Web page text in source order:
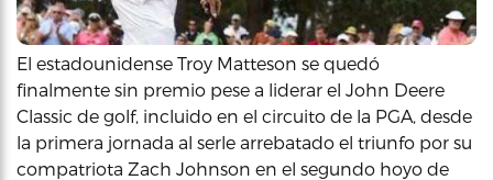
El estadounidense Troy Matteson se quedó
finalmente sin premio pese a liderar el John Deere
Classic de golf, incluido en el circuito de la PGA, desde
la primera jornada al serle arrebatado el triunfo por su
compatriota Zach Johnson en el segundo hoyo de